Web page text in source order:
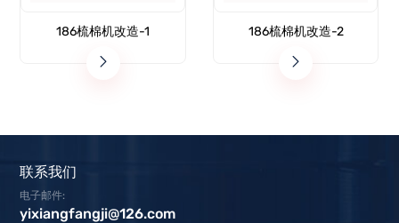
186梳棉机改造-1 186梳棉机改造-2
联系我们
电子邮件:
yixiangfangji@126.com